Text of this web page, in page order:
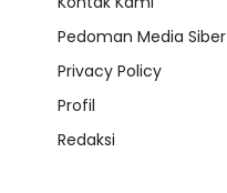
Pedoman Media Siber
Privacy Policy
Profil
Redaksi